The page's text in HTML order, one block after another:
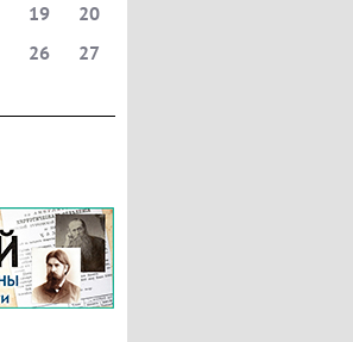
19
20
26
27